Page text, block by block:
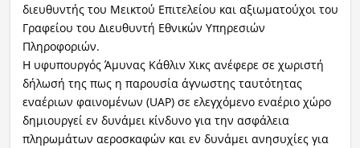
διευθυντής του Μεικτού Επιτελείου και αξιωματούχοι του
Γραφείου του Διευθυντή Εθνικών Υπηρεσιών
Πληροφοριών.
Η υφυπουργός Άμυνας Κάθλιν Χικς ανέφερε σε χωριστή
δήλωσή της πως η παρουσία άγνωστης ταυτότητας
εναέριων φαινομένων (UAP) σε ελεγχόμενο εναέριο χώρο
δημιουργεί εν δυνάμει κίνδυνο για την ασφάλεια
πληρωμάτων αεροσκαφών και εν δυνάμει ανησυχίες για